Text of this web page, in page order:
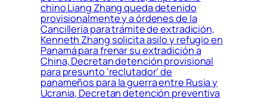
chino Liang Zhang queda detenido
provisionalmente y a órdenes de la
Cancillería para trámite de extradición,
Kenneth Zhang solicita asilo y refugio en
Panamá para frenar su extradición a
China, Decretan detención provisional
para presunto ‘reclutador’ de
panameños para la guerra entre Rusia y
Ucrania, Decretan detención preventiva